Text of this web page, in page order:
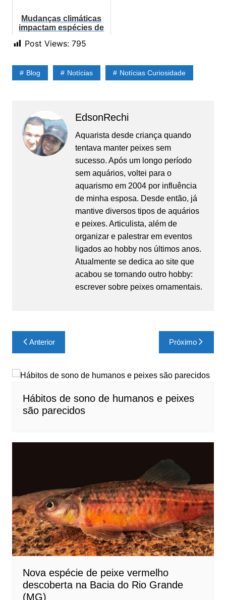
Mudanças climáticas
impactam espécies de
diz estudo
Post Views: 795
Blog Notícias Notícias Curiosidade
EdsonRechi
Aquarista desde criança quando
tentava manter peixes sem
sucesso. Após um longo período
sem aquários, voltei para o
aquarismo em 2004 por influência
de minha esposa. Desde então, já
mantive diversos tipos de aquários
e peixes. Articulista, além de
organizar e palestrar em eventos
ligados ao hobby nos últimos anos.
Atualmente se dedica ao site que
acabou se tornando outro hobby:
escrever sobre peixes ornamentais.
Navegação
de
Post
Anterior Próximo
Hábitos de sono de humanos e peixes
são parecidos
Nova espécie de peixe vermelho
descoberta na Bacia do Rio Grande
(MG)